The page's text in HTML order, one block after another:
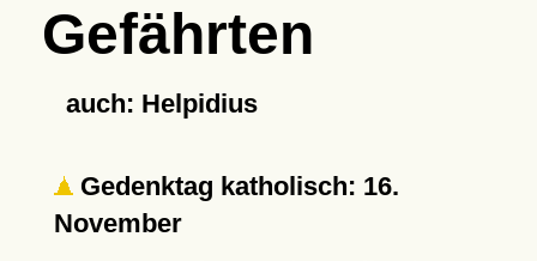
Gefährten
auch: Helpidius
Gedenktag katholisch: 16.
November